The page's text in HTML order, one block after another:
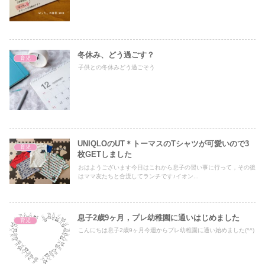
育児 冬休み、どう過ごす？
子供との冬休みどう過ごそう
育児
UNIQLOのUT＊トーマスのTシャツが可愛いので3
枚GETしました
おはようございます今日はこれから息子の習い事に行って，その後
はママ友たちと合流してランチです♪イオン...
育児 息子2歳9ヶ月，プレ幼稚園に通いはじめました
こんにちは息子2歳9ヶ月今週からプレ幼稚園に通い始めました(^^)